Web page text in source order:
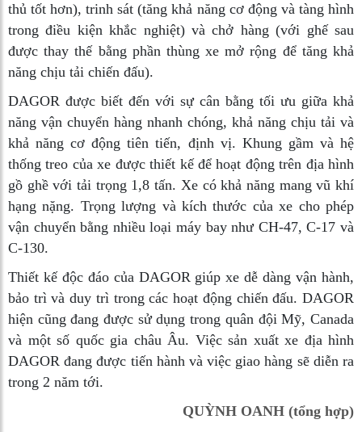
thủ tốt hơn), trinh sát (tăng khả năng cơ động và tàng hình
trong điều kiện khắc nghiệt) và chở hàng (với ghế sau
được thay thế bằng phần thùng xe mở rộng để tăng khả
năng chịu tải chiến đấu).
DAGOR được biết đến với sự cân bằng tối ưu giữa khả
năng vận chuyển hàng nhanh chóng, khả năng chịu tải và
khả năng cơ động tiên tiến, định vị. Khung gầm và hệ
thống treo của xe được thiết kế để hoạt động trên địa hình
gồ ghề với tải trọng 1,8 tấn. Xe có khả năng mang vũ khí
hạng nặng. Trọng lượng và kích thước của xe cho phép
vận chuyển bằng nhiều loại máy bay như CH-47, C-17 và
C-130.
Thiết kế độc đáo của DAGOR giúp xe dễ dàng vận hành,
bảo trì và duy trì trong các hoạt động chiến đấu. DAGOR
hiện cũng đang được sử dụng trong quân đội Mỹ, Canada
và một số quốc gia châu Âu. Việc sản xuất xe địa hình
DAGOR đang được tiến hành và việc giao hàng sẽ diễn ra
trong 2 năm tới.
QUỲNH OANH (tổng hợp)